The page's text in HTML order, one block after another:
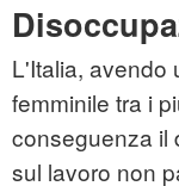
L'Italia, avendo
femminile tra i
conseguenza il
sul lavoro non